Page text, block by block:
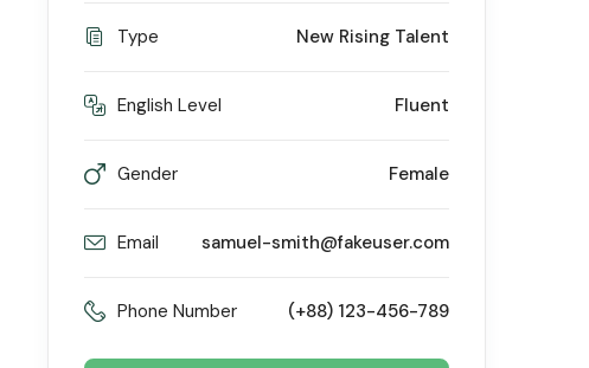
Type New Rising Talent
English Level Fluent
Gender Female
Email samuel-smith@fakeuser.com
Phone Number (+88) 123-456-789